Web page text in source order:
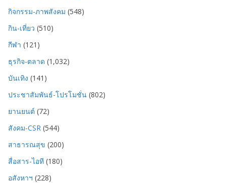
กิจกรรม-ภาพสังคม (548)
กิน-เที่ยว (510)
กีฬา (121)
ธุรกิจ-ตลาด (1,032)
บันเทิง (141)
ประชาสัมพันธ์-โปรโมชั่น (802)
ยานยนต์ (72)
สังคม-CSR (544)
สาธารณสุข (200)
สื่อสาร-ไอที (180)
อสังหาฯ (228)